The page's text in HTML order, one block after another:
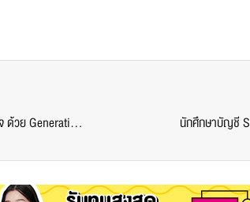
IT SPU ร่วมกับ ไมโครซอฟท์ จัดถ่ายทอดความรู้ “ทักษะแรงงานใหม่ ในโลกธุรกิจ ด้วย Generative AI”
นักศึกษาบัญชี